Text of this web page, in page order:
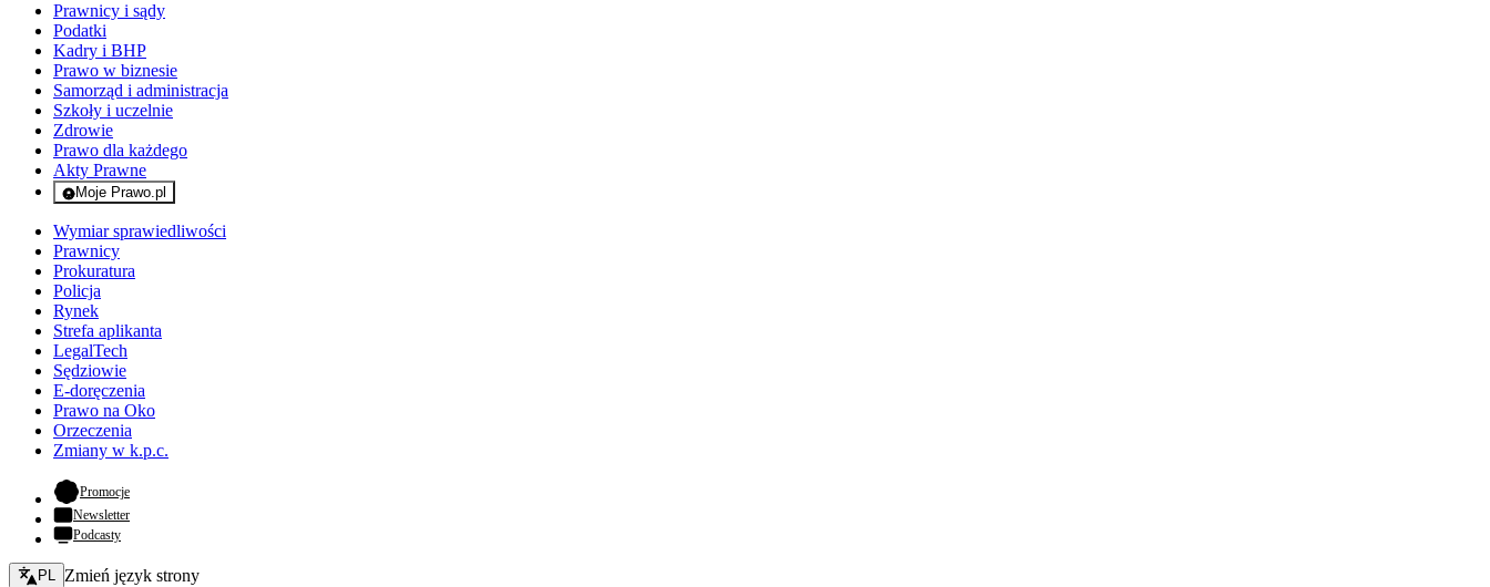
Prawnicy i sądy
Podatki
Kadry i BHP
Prawo w biznesie
Samorząd i administracja
Szkoły i uczelnie
Zdrowie
Prawo dla każdego
Akty Prawne
Moje Prawo.pl
- rejestracja i logowanie do serwisu
Wymiar sprawiedliwości
Prawnicy
Prokuratura
Policja
Rynek
Strefa aplikanta
LegalTech
Sędziowie
E-doręczenia
Prawo na Oko
Orzeczenia
Zmiany w k.p.c.
Promocje- otwiera się w nowej karcie
Newsletter
Podcasty
Zmień język - bieżący:
PL Zmień język strony